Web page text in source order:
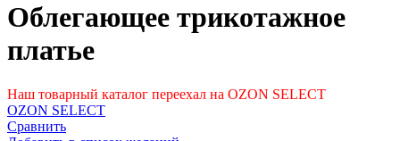
8990 ₽.
Облегающее трикотажное
платье
Наш товарный каталог переехал на OZON SELECT
OZON SELECT
Сравнить